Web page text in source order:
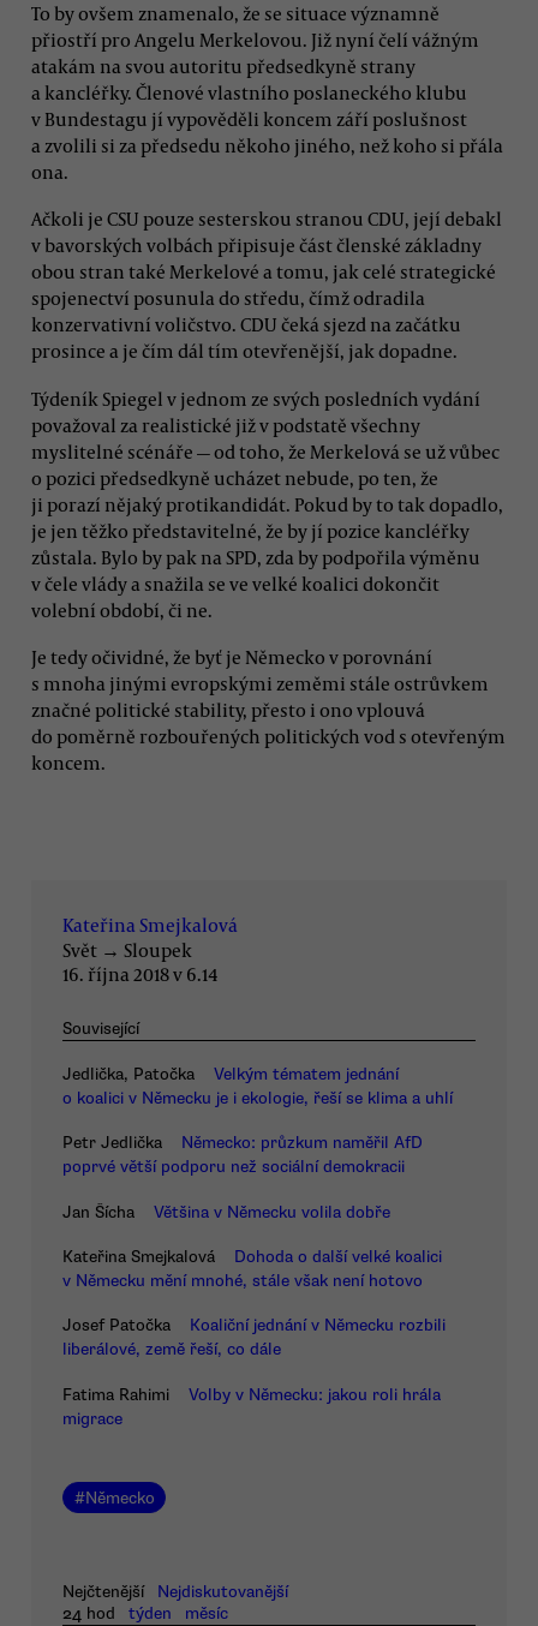
To by ovšem znamenalo, že se situace významně
přiostří pro Angelu Merkelovou. Již nyní čelí vážným
atakám na svou autoritu předsedkyně strany
a kancléřky. Členové vlastního poslaneckého klubu
v Bundestagu jí vypověděli koncem září poslušnost
a zvolili si za předsedu někoho jiného, než koho si přála
ona.
Ačkoli je CSU pouze sesterskou stranou CDU, její debakl
v bavorských volbách připisuje část členské základny
obou stran také Merkelové a tomu, jak celé strategické
spojenectví posunula do středu, čímž odradila
konzervativní voličstvo. CDU čeká sjezd na začátku
prosince a je čím dál tím otevřenější, jak dopadne.
Týdeník Spiegel v jednom ze svých posledních vydání
považoval za realistické již v podstatě všechny
myslitelné scénáře — od toho, že Merkelová se už vůbec
o pozici předsedkyně ucházet nebude, po ten, že
ji porazí nějaký protikandidát. Pokud by to tak dopadlo,
je jen těžko představitelné, že by jí pozice kancléřky
zůstala. Bylo by pak na SPD, zda by podpořila výměnu
v čele vlády a snažila se ve velké koalici dokončit
volební období, či ne.
Je tedy očividné, že byť je Německo v porovnání
s mnoha jinými evropskými zeměmi stále ostrůvkem
značné politické stability, přesto i ono vplouvá
do poměrně rozbouřených politických vod s otevřeným
koncem.
Kateřina Smejkalová
Svět → Sloupek
16. října 2018 v 6.14
Související
Jedlička, Patočka
Velkým tématem jednání
o koalici v Německu je i ekologie, řeší se klima a uhlí
Petr Jedlička
Německo: průzkum naměřil AfD
poprvé větší podporu než sociální demokracii
Jan Šícha Většina v Německu volila dobře
Kateřina Smejkalová
Dohoda o další velké koalici
v Německu mění mnohé, stále však není hotovo
Josef Patočka
Koaliční jednání v Německu rozbili
liberálové, země řeší, co dále
Fatima Rahimi
Volby v Německu: jakou roli hrála
migrace
#Německo
Nejčtenější
Nejdiskutovanější
24 hod
týden měsíc